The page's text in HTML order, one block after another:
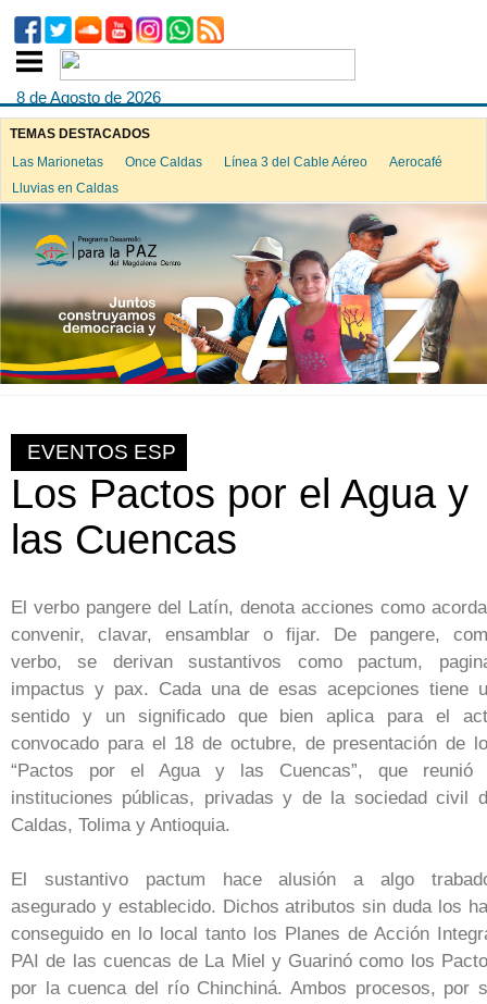
8 de Agosto de 2026
TEMAS DESTACADOS
Las Marionetas
Once Caldas Línea 3 del Cable Aéreo
Aerocafé
Lluvias en Caldas
EVENTOS ESP
Los Pactos por el Agua y
las Cuencas
El verbo pangere del Latín, denota acciones como
convenir, clavar, ensamblar o fijar. De pangere,
verbo, se derivan sustantivos como pactum,
impactus y pax. Cada una de esas acepciones tiene
sentido y un significado que bien aplica para el
convocado para el 18 de octubre, de presentación de
“Pactos por el Agua y las Cuencas”, que reunió
instituciones públicas, privadas y de la sociedad civil
Caldas, Tolima y Antioquia.
El sustantivo pactum hace alusión a algo
asegurado y establecido. Dichos atributos sin duda los
conseguido en lo local tanto los Planes de Acción
PAI de las cuencas de La Miel y Guarinó como los
por la cuenca del río Chinchiná. Ambos procesos, por